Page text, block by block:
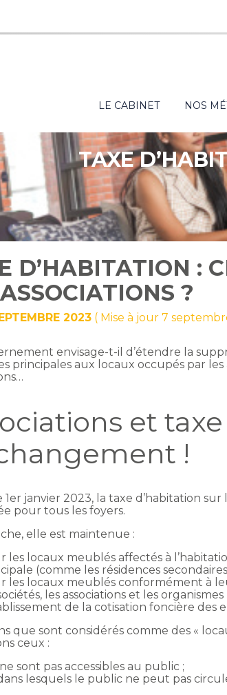
Principal
LE CABINET NOS
TAXE
D’HABITATION :
?
2023 ( Mise à jour 7
envisage-t-il d’étendre la
principales aux locaux occupés par
et
!
1er janvier 2023, la taxe d’habitation
pour tous les foyers.
elle est maintenue :
les locaux meublés affectés à
(comme les résidences
les locaux meublés conformément à
les associations et les
de la cotisation foncière des
que sont considérés comme des «
ceux :
sont pas accessibles au public ;
lesquels le public ne peut pas